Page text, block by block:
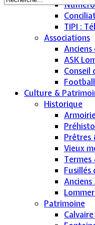
TIPI :
Associations
ASK
Conseil
Culture &
Historique
Prêtres
Vieux
Fusillés
Patrimoine